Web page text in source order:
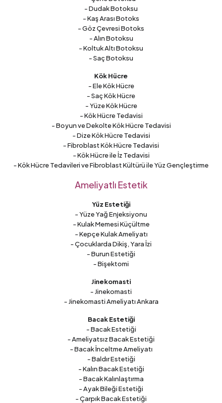
- Dudak Botoksu
- Kaş Arası Botoks
- Göz Çevresi Botoks
- Alın Botoksu
- Koltuk Altı Botoksu
- Saç Botoksu
Kök Hücre
- Ele Kök Hücre
- Saç Kök Hücre
- Yüze Kök Hücre
- Kök Hücre Tedavisi
- Boyun ve Dekolte Kök Hücre Tedavisi
- Dize Kök Hücre Tedavisi
- Fibroblast Kök Hücre Tedavisi
- Kök Hücre ile İz Tedavisi
- Kök Hücre Tedavileri ve Fibroblast Kültürü ile Yüz Gençleştirme
Ameliyatlı Estetik
Yüz Estetiği
- Yüze Yağ Enjeksiyonu
- Kulak Memesi Küçültme
- Kepçe Kulak Ameliyatı
- Çocuklarda Dikiş, Yara İzi
- Burun Estetiği
- Bişektomi
Jinekomasti
- Jinekomasti
- Jinekomasti Ameliyatı Ankara
Bacak Estetiği
- Bacak Estetiği
- Ameliyatsız Bacak Estetiği
- Bacak İnceltme Ameliyatı
- Baldır Estetiği
- Kalın Bacak Estetiği
- Bacak Kalınlaştırma
- Ayak Bileği Estetiği
- Çarpık Bacak Estetiği